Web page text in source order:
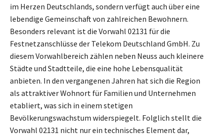
im Herzen Deutschlands, sondern verfügt auch über eine
lebendige Gemeinschaft von zahlreichen Bewohnern.
Besonders relevant ist die Vorwahl 02131 für die
Festnetzanschlüsse der Telekom Deutschland GmbH. Zu
diesem Vorwahlbereich zählen neben Neuss auch kleinere
Städte und Stadtteile, die eine hohe Lebensqualität
anbieten. In den vergangenen Jahren hat sich die Region
als attraktiver Wohnort für Familien und Unternehmen
etabliert, was sich in einem stetigen
Bevölkerungswachstum widerspiegelt. Folglich stellt die
Vorwahl 02131 nicht nur ein technisches Element dar,